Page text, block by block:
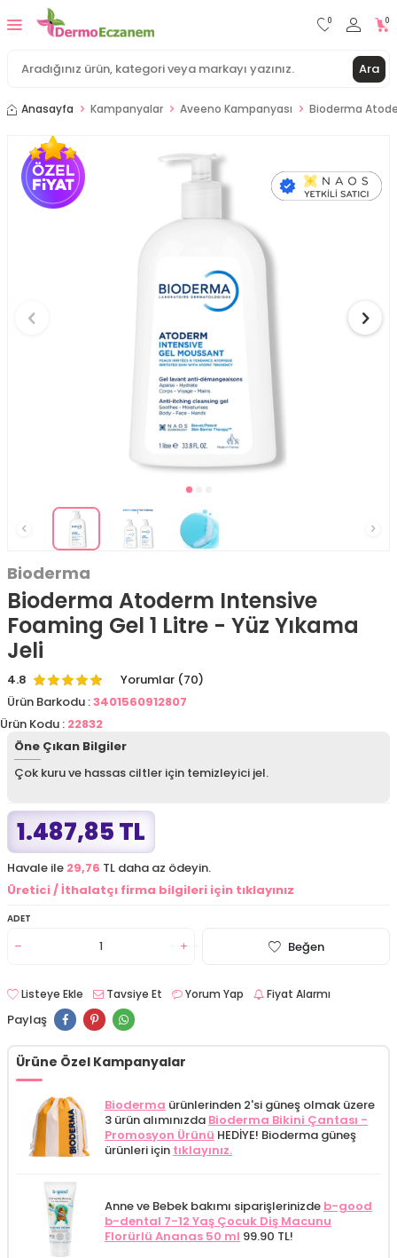
Ara
0 0
Anasayfa Kampanyalar Aveeno Kampanyası Bioderma
Bioderma
Bioderma Atoderm Intensive
Foaming Gel 1 Litre - Yüz Yıkama
Jeli
4.8
Yorumlar (70)
Ürün Barkodu :3401560912807
Ürün Kodu : 22832
Öne Çıkan Bilgiler
Çok kuru ve hassas ciltler için temizleyici jel.
1.487,85 TL
Havale ile 29,76 TL daha az ödeyin.
Üretici / İthalatçı firma bilgileri için tıklayınız
ADET
Beğen
Listeye Ekle Tavsiye Et Yorum Yap Fiyat Alarmı
Paylaş
Ürüne Özel Kampanyalar
Bioderma ürünlerinden 2'si güneş olmak üzere
3 ürün alımınızda Bioderma Bikini Çantası -
Promosyon Ürünü HEDİYE! Bioderma güneş
ürünleri için tıklayınız.
Anne ve Bebek bakımı siparişlerinizde b-good
b-dental 7-12 Yaş Çocuk Diş Macunu
Florürlü Ananas 50 ml 99.90 TL!